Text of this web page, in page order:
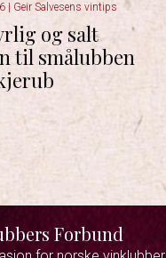
Geir Salvesens vintips
og salt
til smålubben
Forbund